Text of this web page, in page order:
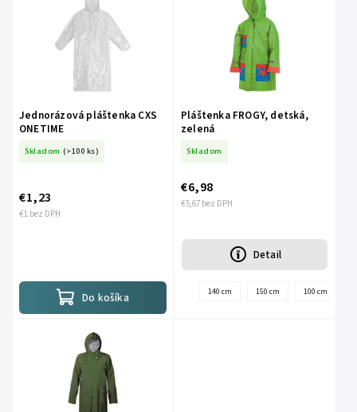
Jednorázová pláštenka CXS
ONETIME
Skladom (>100 ks)
€1 bez DPH
€1,23
Do košíka
Pláštenka FROGY, detská,
zelená
Skladom
€5,67 bez DPH
€6,98
Detail
140 cm 150 cm 100 cm